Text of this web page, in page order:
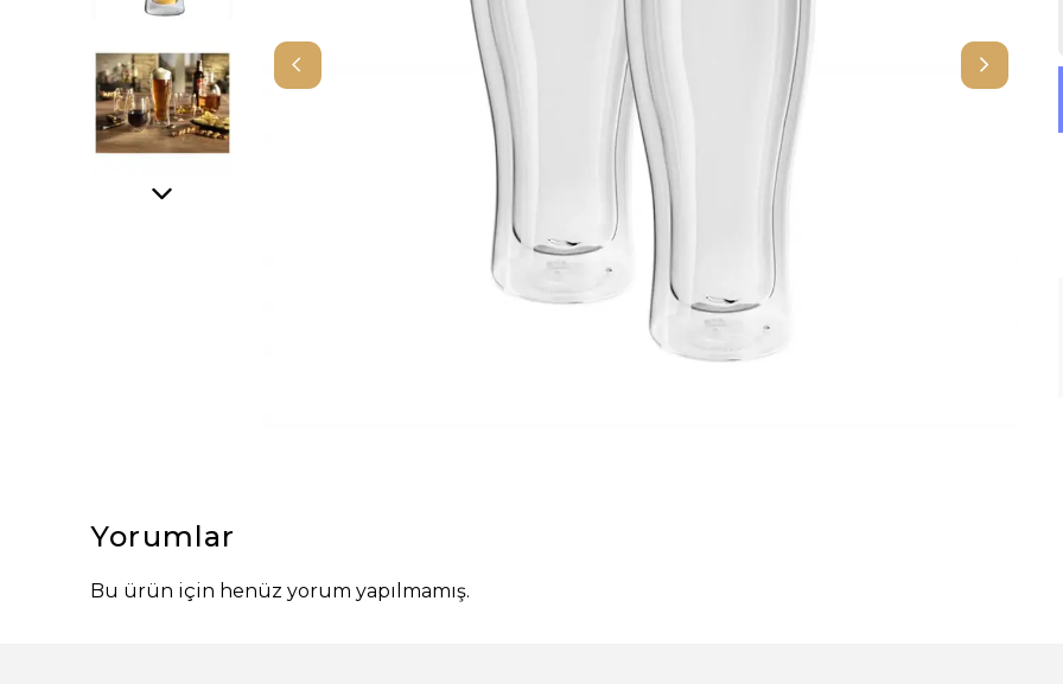
Yorumlar
Bu ürün için henüz yorum yapılmamış.